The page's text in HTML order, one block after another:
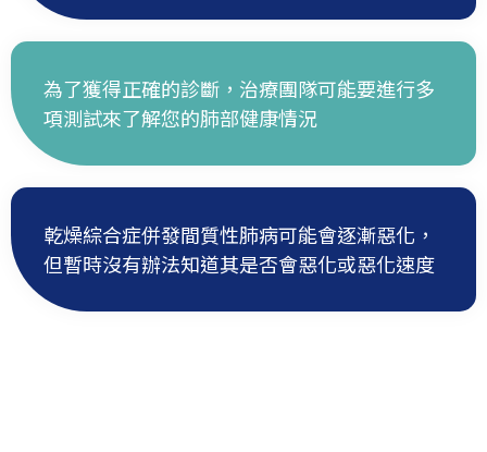
為了獲得正確的診斷，治療團隊可能要進行多
項測試來了解您的肺部健康情況
乾燥綜合症併發間質性肺病可能會逐漸惡化，
但暫時沒有辦法知道其是否會惡化或惡化速度